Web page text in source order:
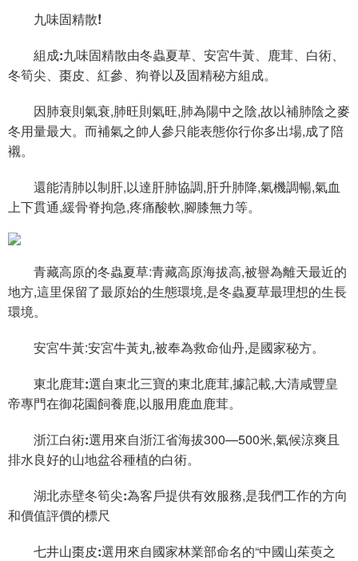
九味固精散!
組成:九味固精散由冬蟲夏草、安宮牛黃、鹿茸、白術、
冬筍尖、棗皮、紅參、狗脊以及固精秘方組成。
因肺衰則氣衰,肺旺則氣旺,肺為陽中之陰,故以補肺陰之麥
冬用量最大。而補氣之帥人參只能表態你行你多出場,成了陪
襯。
還能清肺以制肝,以達肝肺協調,肝升肺降,氣機調暢,氣血
上下貫通,緩骨脊拘急,疼痛酸軟,腳膝無力等。
青藏高原的冬蟲夏草:青藏高原海拔高,被譽為離天最近的
地方,這里保留了最原始的生態環境,是冬蟲夏草最理想的生長
環境。
安宮牛黃:安宮牛黃丸,被奉為救命仙丹,是國家秘方。
東北鹿茸:選自東北三寶的東北鹿茸,據記載,大清咸豐皇
帝專門在御花園飼養鹿,以服用鹿血鹿茸。
浙江白術:選用來自浙江省海拔300—500米,氣候涼爽且
排水良好的山地盆谷種植的白術。
湖北赤壁冬筍尖:為客戶提供有效服務,是我們工作的方向
和價值評價的標尺
七井山棗皮:選用來自國家林業部命名的“中國山茱萸之